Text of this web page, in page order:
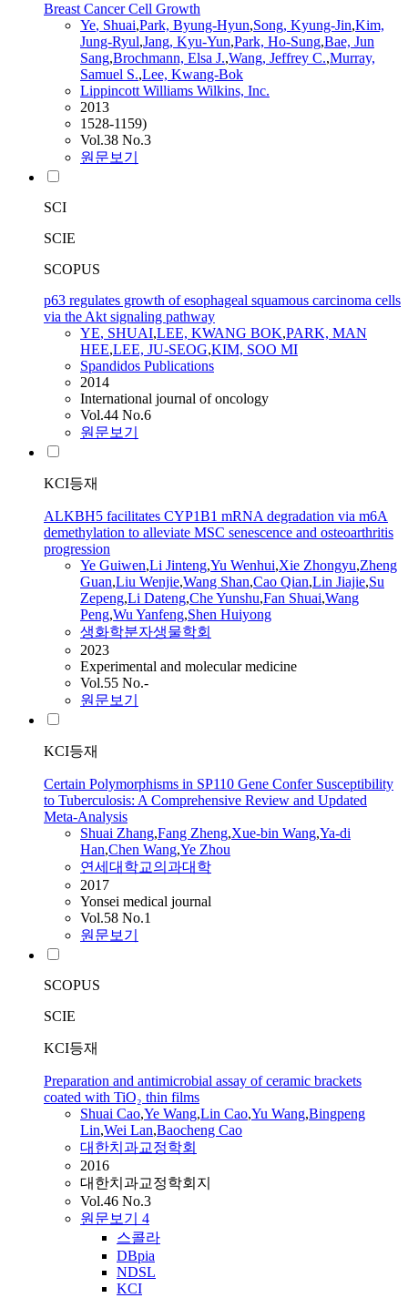
Breast Cancer Cell Growth
Ye, Shuai,Park, Byung-Hyun,Song, Kyung-Jin,Kim,
Jung-Ryul,Jang, Kyu-Yun,Park, Ho-Sung,Bae, Jun
Sang,Brochmann, Elsa J.,Wang, Jeffrey C.,Murray,
Samuel S.,Lee, Kwang-Bok
Lippincott Williams Wilkins, Inc.
2013
1528-1159)
Vol.38 No.3
원문보기
SCI
SCIE
SCOPUS
p63 regulates growth of esophageal squamous carcinoma cells
via the Akt signaling pathway
YE, SHUAI,LEE, KWANG BOK,PARK, MAN
HEE,LEE, JU-SEOG,KIM, SOO MI
Spandidos Publications
2014
International journal of oncology
Vol.44 No.6
원문보기
KCI등재
ALKBH5 facilitates CYP1B1 mRNA degradation via m6A
demethylation to alleviate MSC senescence and osteoarthritis
progression
Ye Guiwen,Li Jinteng,Yu Wenhui,Xie Zhongyu,Zheng
Guan,Liu Wenjie,Wang Shan,Cao Qian,Lin Jiajie,Su
Zepeng,Li Dateng,Che Yunshu,Fan Shuai,Wang
Peng,Wu Yanfeng,Shen Huiyong
생화학분자생물학회
2023
Experimental and molecular medicine
Vol.55 No.-
원문보기
KCI등재
Certain Polymorphisms in SP110 Gene Confer Susceptibility
to Tuberculosis: A Comprehensive Review and Updated
Meta-Analysis
Shuai Zhang,Fang Zheng,Xue-bin Wang,Ya-di
Han,Chen Wang,Ye Zhou
연세대학교의과대학
2017
Yonsei medical journal
Vol.58 No.1
원문보기
SCOPUS
SCIE
KCI등재
Preparation and antimicrobial assay of ceramic brackets
coated with TiO₂ thin films
Shuai Cao,Ye Wang,Lin Cao,Yu Wang,Bingpeng
Lin,Wei Lan,Baocheng Cao
대한치과교정학회
2016
대한치과교정학회지
Vol.46 No.3
원문보기 4
스콜라
DBpia
NDSL
KCI